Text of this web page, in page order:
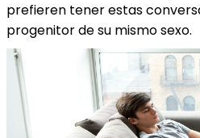
prefieren tener estas
progenitor de su mismo sexo.